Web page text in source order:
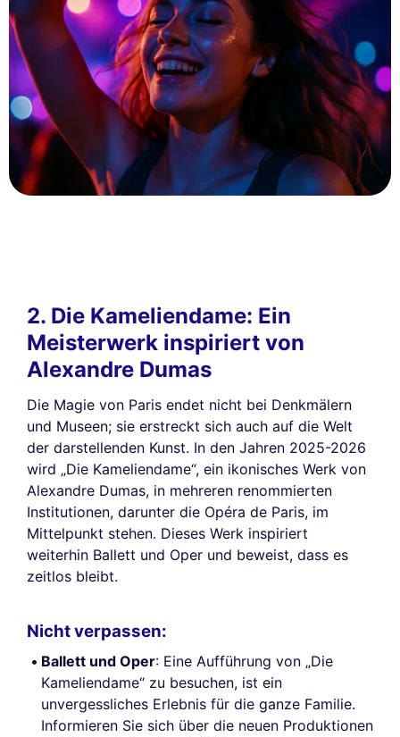
2. Die Kameliendame: Ein
Meisterwerk inspiriert von
Alexandre Dumas
Die Magie von Paris endet nicht bei Denkmälern
und Museen; sie erstreckt sich auch auf die Welt
der darstellenden Kunst. In den Jahren 2025-2026
wird „Die Kameliendame“, ein ikonisches Werk von
Alexandre Dumas, in mehreren renommierten
Institutionen, darunter die Opéra de Paris, im
Mittelpunkt stehen. Dieses Werk inspiriert
weiterhin Ballett und Oper und beweist, dass es
zeitlos bleibt.
Nicht verpassen:
Ballett und Oper: Eine Aufführung von „Die
Kameliendame“ zu besuchen, ist ein
unvergessliches Erlebnis für die ganze Familie.
Informieren Sie sich über die neuen Produktionen